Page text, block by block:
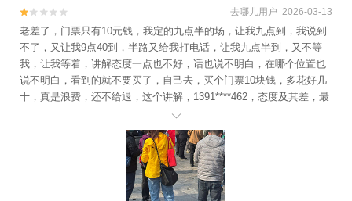
家矿山公园+南京明故宫遗址公园+夫子庙游
船(泮池码头)+达摩古洞+玄武湖游船（阳光
码头）+南京火车来斯+南京万达乐园+汤山
方山国家地质公园博物馆+汤山温泉房车营地
露天茶园温泉+雨花台游乐园+汤山矿坑公园
+南京玄武湖菱洲乐园+溧水周园+金牛湖野
生动物王国+南京师范大学+夫子庙5D光影星
空艺术馆+夫子庙秦淮风光带+南京眼步行桥
+雨花茶博物馆+雨花茶文化区+南京游子山
休闲旅游区+厚塘汤泉+南京欢乐谷+汤山一

 去哪儿用户 2026-03-13
老差了，门票只有10元钱，我定的九点半的场，让我九点到，我说到
不了，又让我9点40到，半路又给我打电话，让我九点半到，又不等
我，让我等着，讲解态度一点也不好，话也说不明白，在哪个位置也
说不明白，看到的就不要买了，自己去，买个门票10块钱，多花好几
十，真是浪费，还不给退，这个讲解，1391****462，态度及其差，最
差的一次体验，自己去买个门票就可以了
